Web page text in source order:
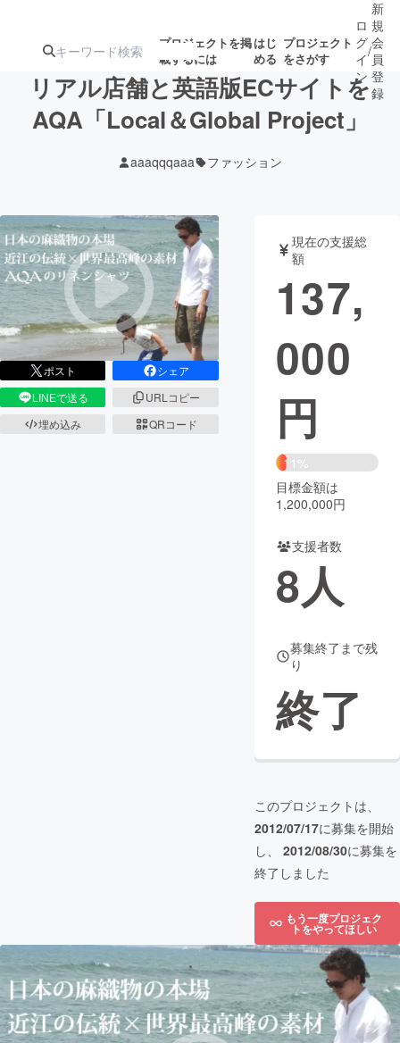
プロジェクトを掲
載するには
はじ
める
プロジェクト
をさがす
ジェクト
ロジェクト
アート・写真 音楽
テクノロジー・ガジェット ゲーム・サ
映像・映画
ビジネス・起業
まちづくり・地域活性化
CAMPFIRE Creation
コミュニティ
ロ
グ
イ
ン
/
新
規
会
員
登
録
リアル店舗と英語版ECサイトを
AQA「Local＆Global Project」
aaaqqqaaa ファッション
ポスト
シェア
LINEで送る
URLコピー
埋め込み
QRコード
現在の支援総
額
137,
000
円
11%
目標金額は
1,200,000円
支援者数
8人
募集終了まで残
り
終了
このプロジェクトは、
2012/07/17に募集を開始
し、 2012/08/30に募集を
終了しました
もう一度プロジェク
トをやってほしい